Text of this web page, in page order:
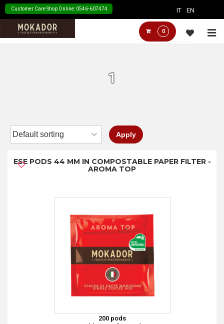
Skip
Customer Care Shop Online: 0546-607474 IT EN
Main
Navigation
0
1
Apply
ESE PODS 44 MM IN COMPOSTABLE PAPER FILTER -
AROMA TOP
200 pods